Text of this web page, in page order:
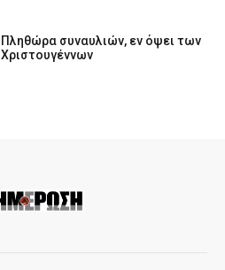
Πληθώρα συναυλιών, εν όψει των
Χριστουγέννων